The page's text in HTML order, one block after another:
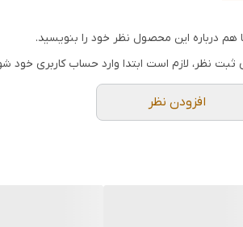
هم درباره این محصول نظر خود را بنویسید.
ثبت نظر، لازم است ابتدا وارد حساب کاربری خود
افزودن نظر